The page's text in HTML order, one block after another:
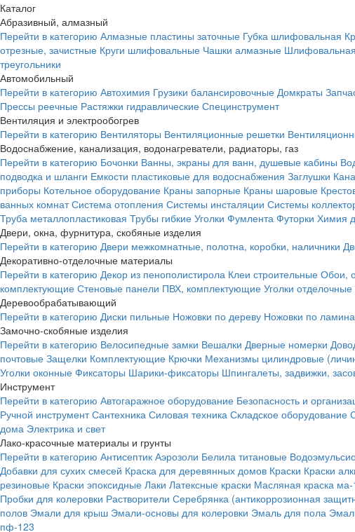
Каталог
Абразивный, алмазный
Перейти в категорию Алмазные пластины заточные Губка шлифовальная
отрезные, зачистные Круги шлифовальные Чашки алмазные
треугольники
Автомобильный
Перейти в категорию Автохимия Грузики балансировочные Домкраты
Прессы реечные Растяжки гидравлические Специнструмент
Вентиляция и электрообогрев
Перейти в категорию Вентиляторы Вентиляционные решетки
Водоснабжение, канализация, водонагреватели, радиаторы, газ
Перейти в категорию Бочонки Ванны, экраны для ванн, душевые кабины
подводка и шланги Емкости пластиковые для водоснабжения Заглушки
приборы Котельное оборудование Краны запорные Краны шаровые
ванных комнат Система отопления Системы инсталяции Системы
Труба металлопластиковая Трубы гибкие Уголки Фумлента Футорки Химия
Двери, окна, фурнитура, скобяные изделия
Перейти в категорию Двери межкомнатные, полотна, коробки, наличники
Декоративно-отделочные материалы
Перейти в категорию Декор из пенополистирола Клеи строительные Обои,
комплектующие Стеновые панели ПВХ, комплектующие Уголки
Деревообрабатывающий
Перейти в категорию Диски пильные Ножовки по дереву Ножовки по
Замочно-скобяные изделия
Перейти в категорию Велосипедные замки Вешалки Дверные номерки
почтовые Защелки Комплектующие Крючки Механизмы цилиндровые
Уголки оконные Фиксаторы Шарики-фиксаторы Шпингалеты, задвижки,
Инструмент
Перейти в категорию Автогаражное оборудование Безопасность и
Ручной инструмент Сантехника Силовая техника Складское оборудование
дома Электрика и свет
Лако-красочные материалы и грунты
Перейти в категорию Антисептик Аэрозоли Белила титановые
Добавки для сухих смесей Краска для деревянных домов Краски Краски
резиновые Краски эпоксидные Лаки Латексные краски Масляная краска
Пробки для колеровки Растворители Серебрянка (антикоррозионная
полов Эмали для крыш Эмали-основы для колеровки Эмаль для пола
пф-123